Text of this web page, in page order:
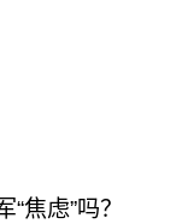
焦虑”吗？